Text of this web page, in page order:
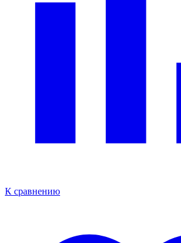
К сравнению